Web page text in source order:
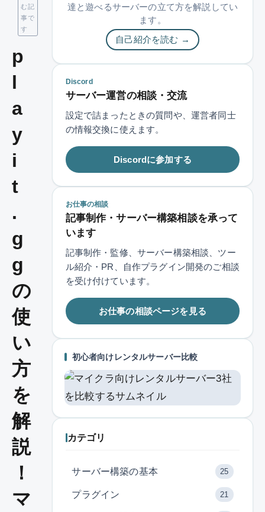
む記
事で
す
p
l
a
y
i
t
.
g
g
の
使
い
方
を
解
説
！
マ
達と遊べるサーバーの立て方を解説してい
ます。
自己紹介を読む →
Discord
サーバー運営の相談・交流
設定で詰まったときの質問や、運営者同士
の情報交換に使えます。
Discordに参加する
お仕事の相談
記事制作・サーバー構築相談を承って
います
記事制作・監修、サーバー構築相談、ツー
ル紹介・PR、自作プラグイン開発のご相談
を受け付けています。
お仕事の相談ページを見る
初心者向けレンタルサーバー比較
カテゴリ
サーバー構築の基本 25
プラグイン 21